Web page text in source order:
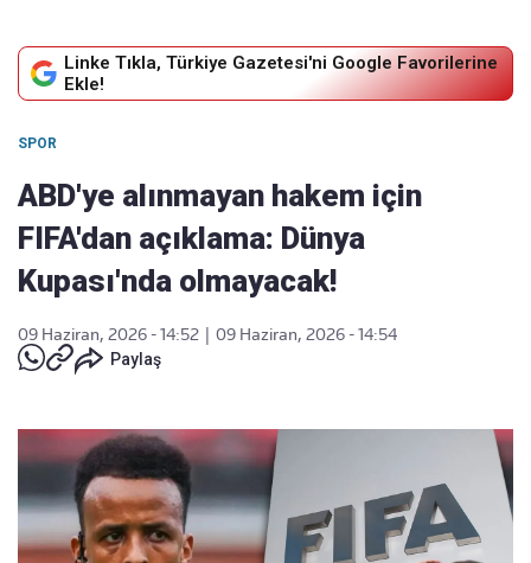
Linke Tıkla, Türkiye Gazetesi'ni Google Favorilerine
Ekle!
SPOR
ABD'ye alınmayan hakem için
FIFA'dan açıklama: Dünya
Kupası'nda olmayacak!
09 Haziran, 2026 - 14:52
09 Haziran, 2026 - 14:54
Paylaş